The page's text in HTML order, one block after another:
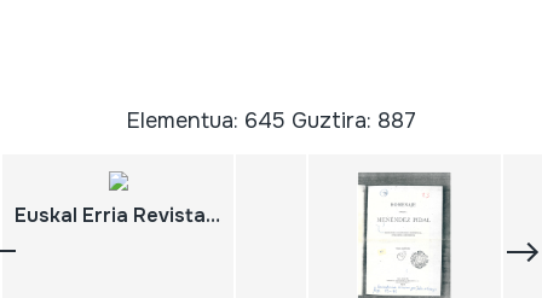
Elementua: 645 Guztira: 887
Euskal Erria Revista Vascongada